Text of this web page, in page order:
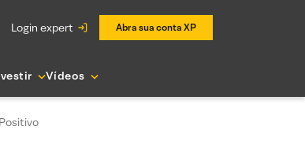
login expert Abra sua conta XP
Vídeos